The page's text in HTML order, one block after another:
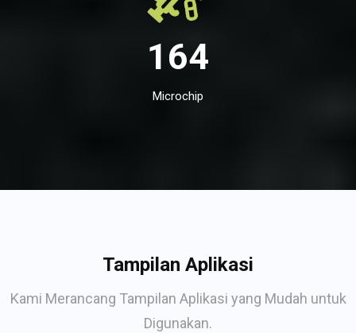
164
Microchip
Tampilan Aplikasi
Kami Merancang Tampilan Aplikasi yang Mudah untuk
Digunakan.